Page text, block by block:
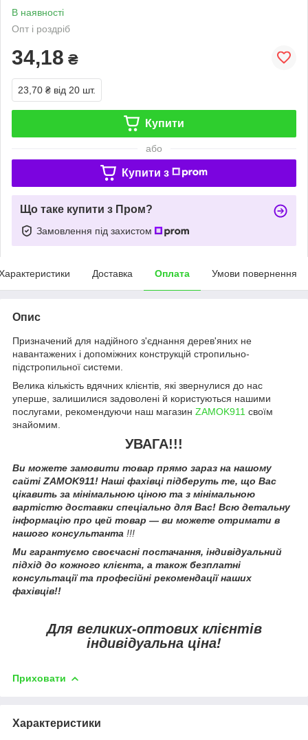
В наявності
Опт і роздріб
34,18 ₴
23,70 ₴ від 20 шт.
Купити
або
Купити з
Що таке купити з Пром?
Замовлення під захистом
Доставка Оплата Умови повернення
Опис
Призначений для надійного з'єднання дерев'яних не
навантажених і допоміжних конструкцій стропильно-
підстропильної системи.
Велика кількість вдячних клієнтів, які звернулися до нас
уперше, залишилися задоволені й користуються нашими
послугами, рекомендуючи наш магазин ZAMOK911 своїм
знайомим.
УВАГА!!!
Ви можете замовити товар прямо зараз на нашому
сайті ZAMOK911! Наші фахівці підберуть те, що Вас
цікавить за мінімальною ціною та з мінімальною
вартістю доставки спеціально для Вас! Всю детальну
інформацію про цей товар — ви можете отримати в
нашого консультанта !!!
Ми гарантуємо своєчасні постачання, індивідуальний
підхід до кожного клієнта, а також безплатні
консультації та професійні рекомендації наших
фахівців!!
Для великих-оптових клієнтів
індивідуальна ціна!
Приховати
Характеристики